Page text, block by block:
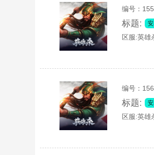
编号：
标题:
区服:英雄
编号：
标题:
区服:英雄